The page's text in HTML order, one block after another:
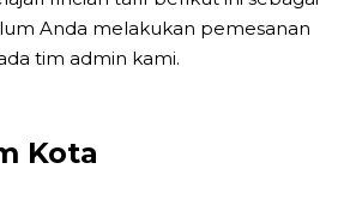
Anda melakukan pemesanan
tim admin kami.
Kota